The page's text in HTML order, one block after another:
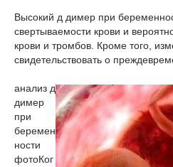
Высокий д димер при
свертываемости крови и
крови и тромбов. Кроме того,
свидетельствовать о
анализ д
димер
при
беремен
ности
фотоКог